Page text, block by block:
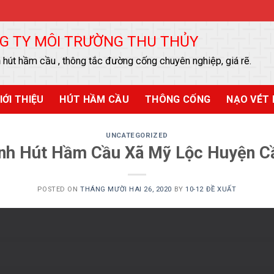
TY MÔI TRƯỜNG THU THỦY
hút hầm cầu , thông tắc đường cống chuyên nghiệp, giá rẽ.
THIỆU HÚT HẦM CẦU THÔNG CỐNG NẠO VÉT
UNCATEGORIZED
Hút Hầm Cầu Xã Mỹ Lộc Huyện
POSTED ONTHÁNG MƯỜI HAI 26, 2020 BY10-12 ĐỀ XUẤT